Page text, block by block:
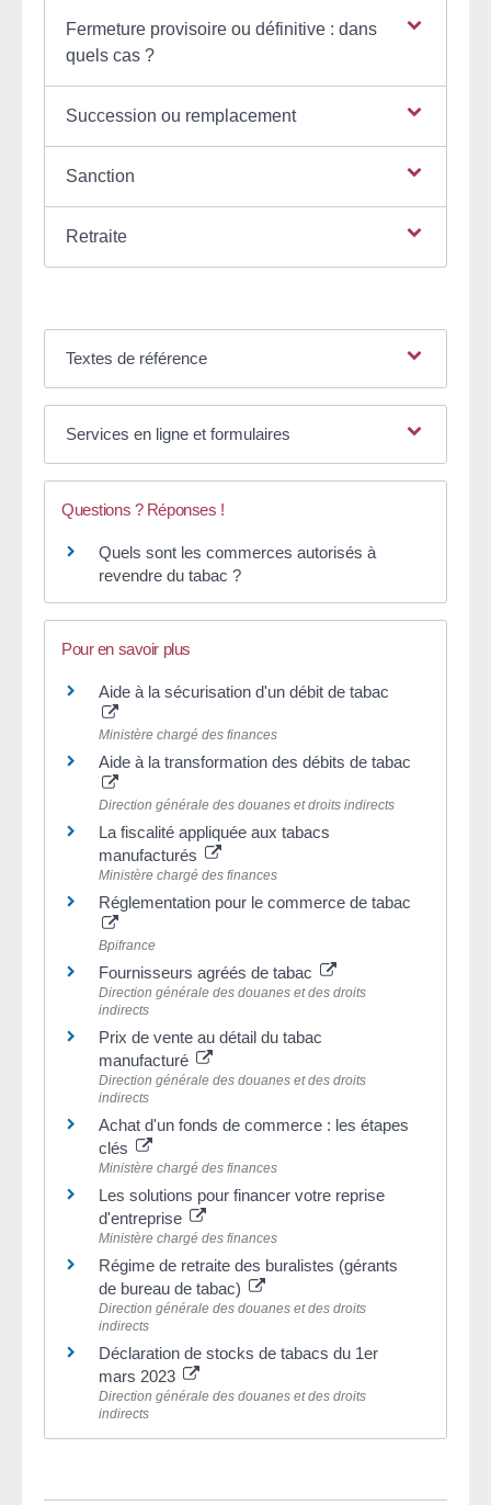
Fermeture provisoire ou définitive : dans
quels cas ?
Succession ou remplacement
Sanction
Retraite
Textes de référence
Services en ligne et formulaires
Questions ? Réponses !
Quels sont les commerces autorisés à
revendre du tabac ?
Pour en savoir plus
Aide à la sécurisation d'un débit de tabac
Ministère chargé des finances
Aide à la transformation des débits de tabac
Direction générale des douanes et droits indirects
La fiscalité appliquée aux tabacs
manufacturés
Ministère chargé des finances
Réglementation pour le commerce de tabac
Bpifrance
Fournisseurs agréés de tabac
Direction générale des douanes et des droits
indirects
Prix de vente au détail du tabac
manufacturé
Direction générale des douanes et des droits
indirects
Achat d'un fonds de commerce : les étapes
clés
Ministère chargé des finances
Les solutions pour financer votre reprise
d'entreprise
Ministère chargé des finances
Régime de retraite des buralistes (gérants
de bureau de tabac)
Direction générale des douanes et des droits
indirects
Déclaration de stocks de tabacs du 1er
mars 2023
Direction générale des douanes et des droits
indirects